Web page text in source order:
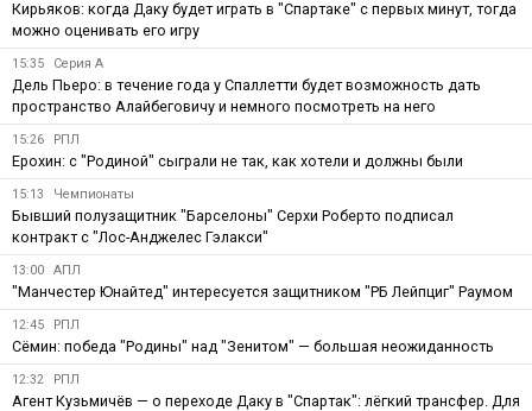
Кирьяков: когда Даку будет играть в "Спартаке" с первых минут, тогда
можно оценивать его игру
15:35 Серия А
Дель Пьеро: в течение года у Спаллетти будет возможность дать
пространство Алайбеговичу и немного посмотреть на него
15:26 РПЛ
Ерохин: с "Родиной" сыграли не так, как хотели и должны были
15:13 Чемпионаты
Бывший полузащитник "Барселоны" Серхи Роберто подписал
контракт с "Лос-Анджелес Гэлакси"
13:00 АПЛ
"Манчестер Юнайтед" интересуется защитником "РБ Лейпциг" Раумом
12:45 РПЛ
Сёмин: победа "Родины" над "Зенитом" — большая неожиданность
12:32 РПЛ
Агент Кузьмичёв — о переходе Даку в "Спартак": лёгкий трансфер. Для